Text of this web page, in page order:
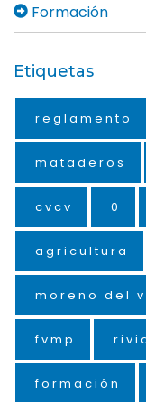
Formación
Etiquetas
reglamento
mataderos
cvcv 0
agricultura
moreno del
fvmp
formación